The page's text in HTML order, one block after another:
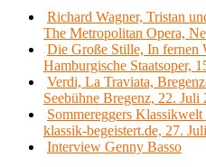
Richard Wagner, Tristan
The Metropolitan Opera,
Die Große Stille, In fernen
Hamburgische Staatsoper,
Verdi, La Traviata,
Seebühne Bregenz, 22.
Sommereggers
klassik-begeistert.de, 27.
Interview Genny Basso